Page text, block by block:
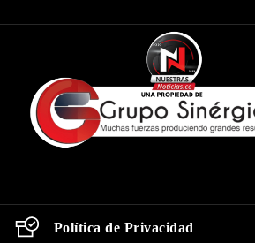
Política de Privacidad